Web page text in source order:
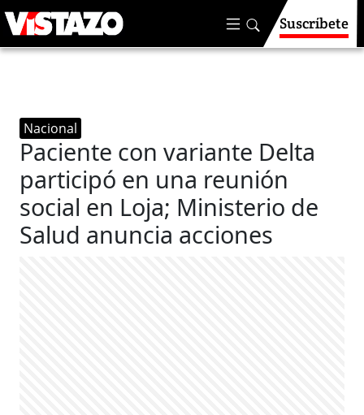
Suscríbete
Nacional
Paciente con variante Delta
participó en una reunión
social en Loja; Ministerio de
Salud anuncia acciones